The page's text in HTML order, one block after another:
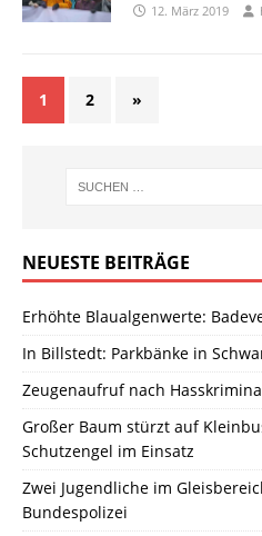
12. März 2019
1 2 »
NEUESTE BEITRÄGE
Erhöhte Blaualgenwerte:
In Billstedt: Parkbänke in
Zeugenaufruf nach
Großer Baum stürzt auf
Schutzengel im Einsatz
Zwei Jugendliche im
Bundespolizei